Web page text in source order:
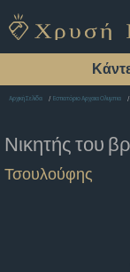
Αρχική Σελίδα Εστιατόριο Αρχαια Ολυμπια
Νικητής του
Τσουλούφης